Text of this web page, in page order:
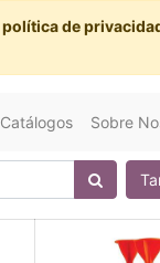
política de
Catálogos Sobre